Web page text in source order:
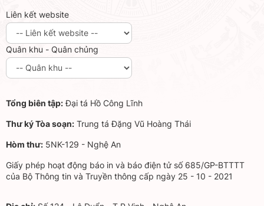
Liên kết website
Quân khu - Quân chủng
Tổng biên tập:Đại tá Hồ Công Lĩnh
Thư ký Tòa soạn: Trung tá Đặng Vũ Hoàng Thái
Hòm thư: 5NK-129 - Nghệ An
Giấy phép hoạt động báo in và báo điện tử số 685/GP-BTTTT
của Bộ Thông tin và Truyền thông cấp ngày 25 - 10 - 2021